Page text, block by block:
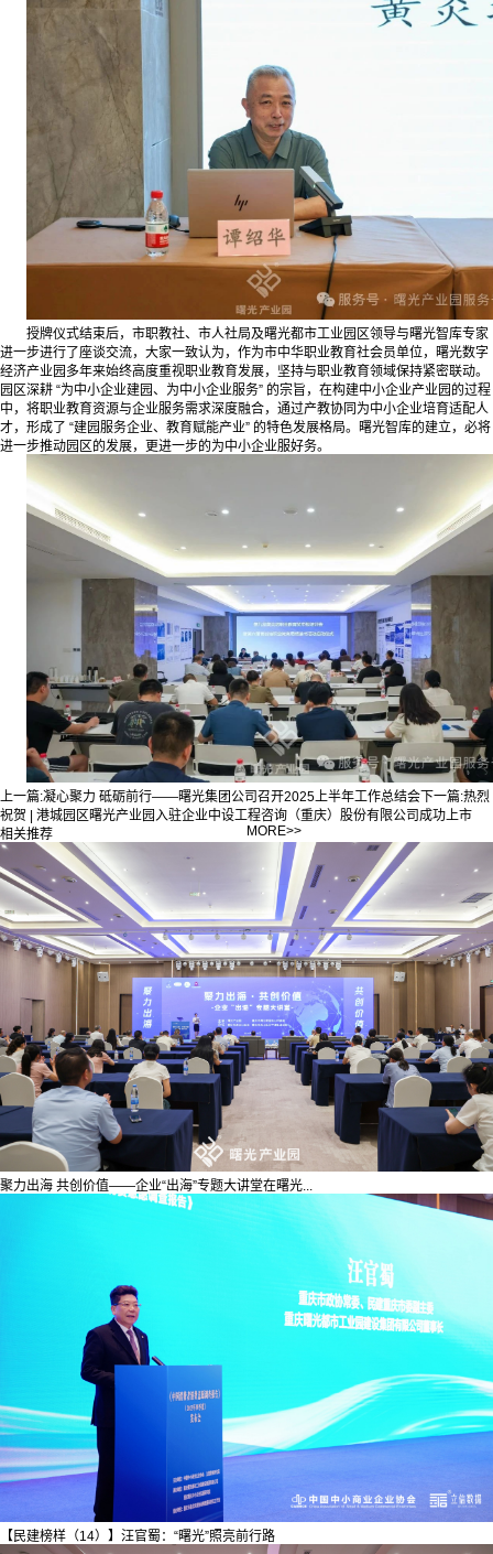
授牌仪式结束后，市职教社、市人社局及曙光都市工业园区领导与曙光智库专家
进一步进行了座谈交流，大家一致认为，作为市中华职业教育社会员单位，曙光数字
经济产业园多年来始终高度重视职业教育发展，坚持与职业教育领域保持紧密联动。
园区深耕 “为中小企业建园、为中小企业服务” 的宗旨，在构建中小企业产业园的过程
中，将职业教育资源与企业服务需求深度融合，通过产教协同为中小企业培育适配人
才，形成了 “建园服务企业、教育赋能产业” 的特色发展格局。曙光智库的建立，必将
进一步推动园区的发展，更进一步的为中小企业服好务。
上一篇:凝心聚力 砥砺前行——曙光集团公司召开2025上半年工作总结会 下一篇:热烈
祝贺 | 港城园区曙光产业园入驻企业中设工程咨询（重庆）股份有限公司成功上市
相关推荐
MORE>>
聚力出海 共创价值——企业“出海”专题大讲堂在曙光...
【民建榜样（14）】汪官蜀：“曙光”照亮前行路